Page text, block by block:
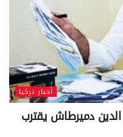
أخبار تركيا
دميرطاش يقترب